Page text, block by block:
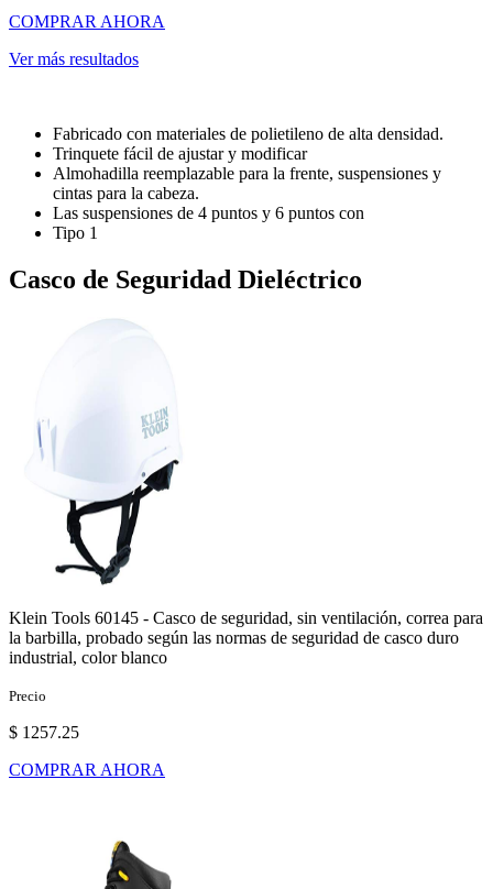
COMPRAR AHORA
Ver más resultados
Fabricado con materiales de polietileno de alta densidad.
Trinquete fácil de ajustar y modificar
Almohadilla reemplazable para la frente, suspensiones y
cintas para la cabeza.
Las suspensiones de 4 puntos y 6 puntos con
Tipo 1
Casco de Seguridad Dieléctrico
Klein Tools 60145 - Casco de seguridad, sin ventilación, correa para
la barbilla, probado según las normas de seguridad de casco duro
industrial, color blanco
Precio
$ 1257.25
COMPRAR AHORA